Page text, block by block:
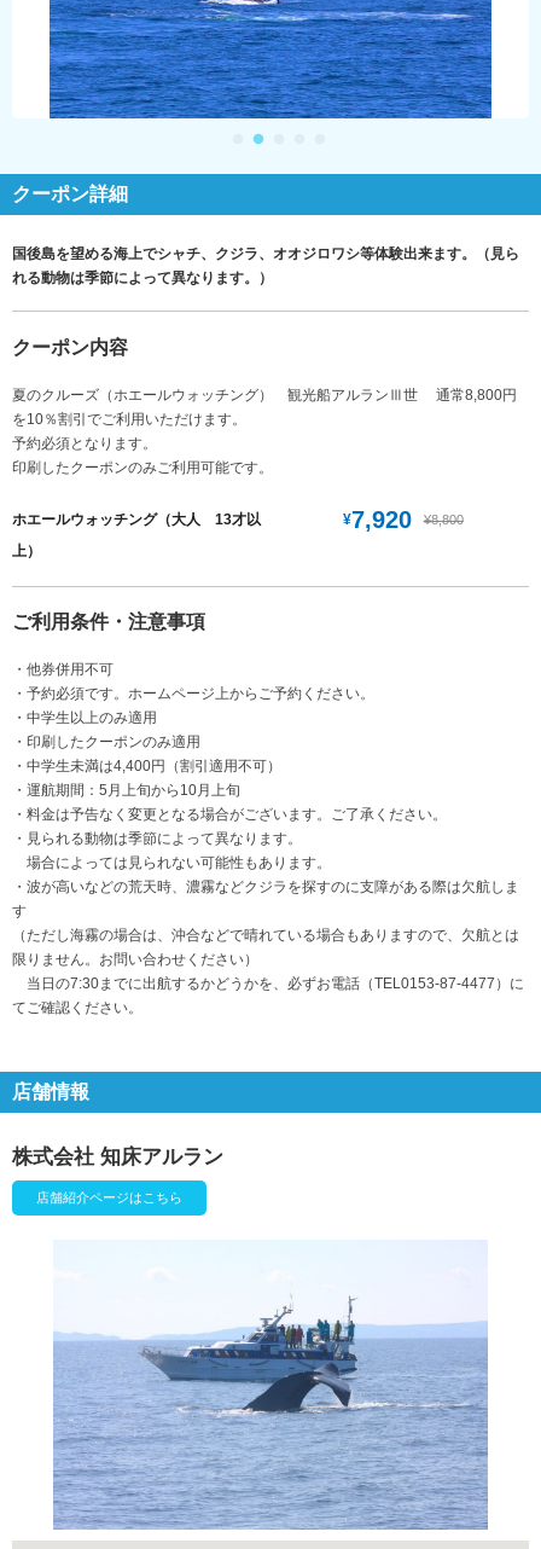
クーポン詳細
国後島を望める海上でシャチ、クジラ、オオジロワシ等体験出来ます。（見ら
れる動物は季節によって異なります。）
クーポン内容
夏のクルーズ（ホエールウォッチング） 観光船アルランⅢ世 通常8,800円
を10％割引でご利用いただけます。
予約必須となります。
印刷したクーポンのみご利用可能です。
ホエールウォッチング（大人 13才以
上）
¥7,920 ¥8,800
ご利用条件・注意事項
・他券併用不可
・予約必須です。ホームページ上からご予約ください。
・中学生以上のみ適用
・印刷したクーポンのみ適用
・中学生未満は4,400円（割引適用不可）
・運航期間：5月上旬から10月上旬
・料金は予告なく変更となる場合がございます。ご了承ください。
・見られる動物は季節によって異なります。
場合によっては見られない可能性もあります。
・波が高いなどの荒天時、濃霧などクジラを探すのに支障がある際は欠航しま
す
（ただし海霧の場合は、沖合などで晴れている場合もありますので、欠航とは
限りません。お問い合わせください）
当日の7:30までに出航するかどうかを、必ずお電話（TEL0153-87-4477）に
てご確認ください。
店舗情報
株式会社 知床アルラン
店舗紹介ページはこちら